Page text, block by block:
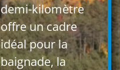
demi-kilomètre
offre un cadre
idéal pour la
baignade, la